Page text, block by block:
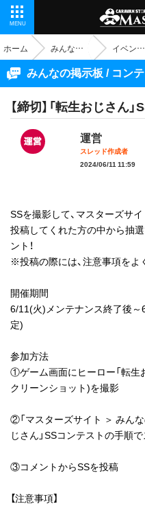
MENU
ホーム みんなの掲示板 イベント - コンテスト
みんなの掲示板 / コン
【締切】「転生おじさん
運営
スレッド作成者
2024/06/11 11:59
SSを撮影して、マスターズサ
投稿してくれた方の中から抽
ント！
※投稿の際には、注意事項をよ
開催期間
6/11(火)メンテナンス終了後
定)
参加方法
①ゲーム画面にヒーロー「転生
クリーンショット)を撮影
②「マスターズサイト ＞ みん
じさん」SSコンテストの手順
③コメントからSSを投稿
【注意事項】